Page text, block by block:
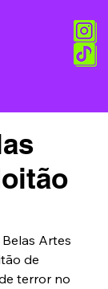
Artes
de
terror no